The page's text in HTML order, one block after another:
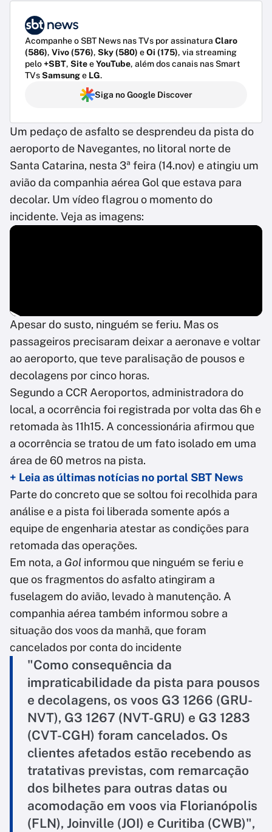
Acompanhe o SBT News nas TVs por assinatura Claro
(586), Vivo (576), Sky (580) eOi (175), via streaming
pelo+SBT, SiteeYouTube, além dos canais nas Smart
TVsSamsunge LG.
Siga no Google Discover
Um pedaço de asfalto se desprendeu da pista do
aeroporto de Navegantes, no litoral norte de
Santa Catarina, nesta 3ª feira (14.nov) e atingiu um
avião da companhia aérea Gol que estava para
decolar. Um vídeo flagrou o momento do
incidente. Veja as imagens:
Apesar do susto, ninguém se feriu. Mas os
passageiros precisaram deixar a aeronave e voltar
ao aeroporto, que teve paralisação de pousos e
decolagens por cinco horas.
Segundo a CCR Aeroportos, administradora do
local, a ocorrência foi registrada por volta das 6h e
retomada às 11h15. A concessionária afirmou que
a ocorrência se tratou de um fato isolado em uma
área de 60 metros na pista.
+ Leia as últimas notícias no portal SBT News
Parte do concreto que se soltou foi recolhida para
análise e a pista foi liberada somente após a
equipe de engenharia atestar as condições para
retomada das operações.
Em nota, a Gol informou que ninguém se feriu e
que os fragmentos do asfalto atingiram a
fuselagem do avião, levado à manutenção. A
companhia aérea também informou sobre a
situação dos voos da manhã, que foram
cancelados por conta do incidente
"Como consequência da
impraticabilidade da pista para pousos
e decolagens, os voos G3 1266 (GRU-
NVT), G3 1267 (NVT-GRU) e G3 1283
(CVT-CGH) foram cancelados. Os
clientes afetados estão recebendo as
tratativas previstas, com remarcação
dos bilhetes para outras datas ou
acomodação em voos via Florianópolis
(FLN), Joinville (JOI) e Curitiba (CWB)",